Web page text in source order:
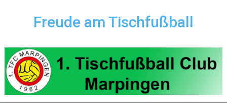
Freude am Tischfußball